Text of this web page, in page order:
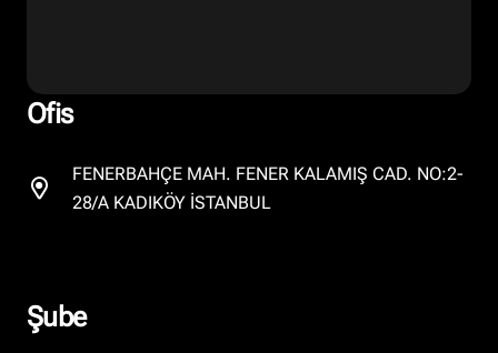
Ofis
FENERBAHÇE MAH. FENER KALAMIŞ CAD. NO:2-
28/A KADIKÖY İSTANBUL
Şube